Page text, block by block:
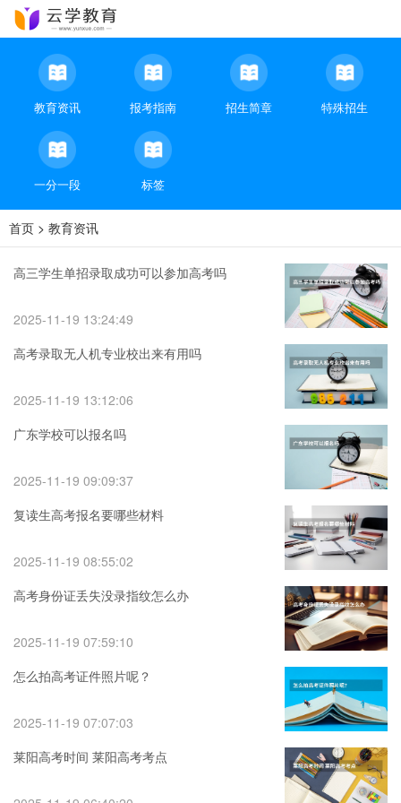
教育资讯 报考指南 招生简章 特殊招生
一分一段 标签
首页 > 教育资讯
高三学生单招录取成功可以参加高考吗
2025-11-19 13:24:49
高考录取无人机专业校出来有用吗
2025-11-19 13:12:06
广东学校可以报名吗
2025-11-19 09:09:37
复读生高考报名要哪些材料
2025-11-19 08:55:02
高考身份证丢失没录指纹怎么办
2025-11-19 07:59:10
怎么拍高考证件照片呢？
2025-11-19 07:07:03
莱阳高考时间 莱阳高考考点